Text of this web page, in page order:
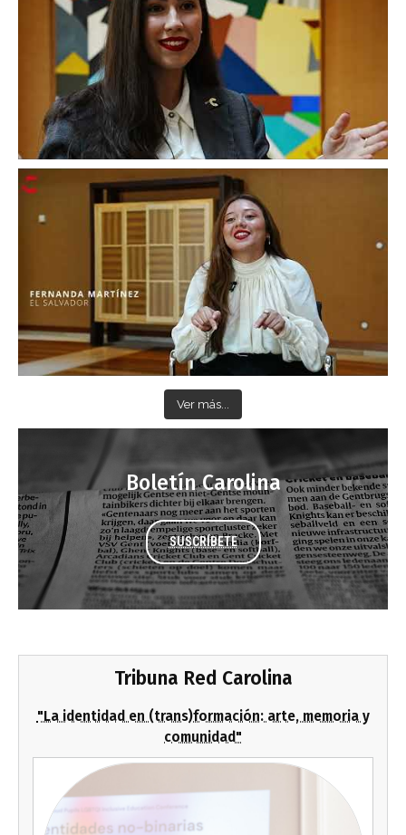
Ver más...
Boletín Carolina
SUSCRÍBETE
Tribuna Red Carolina
"La identidad en (trans)formación: arte, memoria y
comunidad"